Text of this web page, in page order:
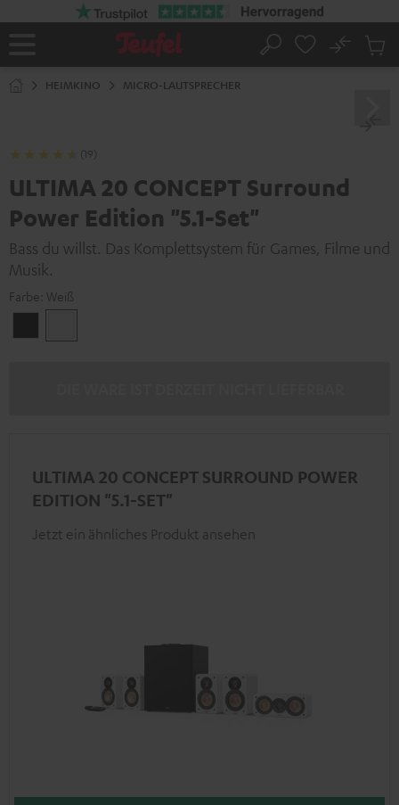
Startseite
Suche
No
HEIMKINO MICRO-LAUTSPRECHER
(19)
ULTIMA 20 CONCEPT Surround
Power Edition "5.1-Set"
Bass du willst. Das Komplettsystem für Games, Filme und
Musik.
Farbe: Weiß
ULTIMA 20 CONCEPT SURROUND POWER
EDITION "5.1-SET"
Jetzt ein ähnliches Produkt ansehen